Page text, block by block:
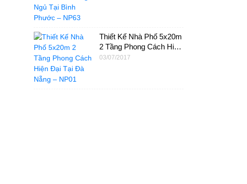
Thiết Kế Nhà Phố 5x20m
2 Tầng Phong Cách Hiện
Đại Tại Đà Nẵng – NP01
03/07/2017